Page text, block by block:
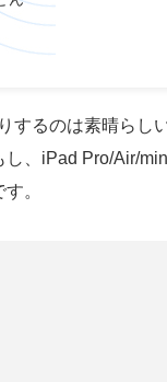
するのは素晴らし
、iPad Pro/Air/
。